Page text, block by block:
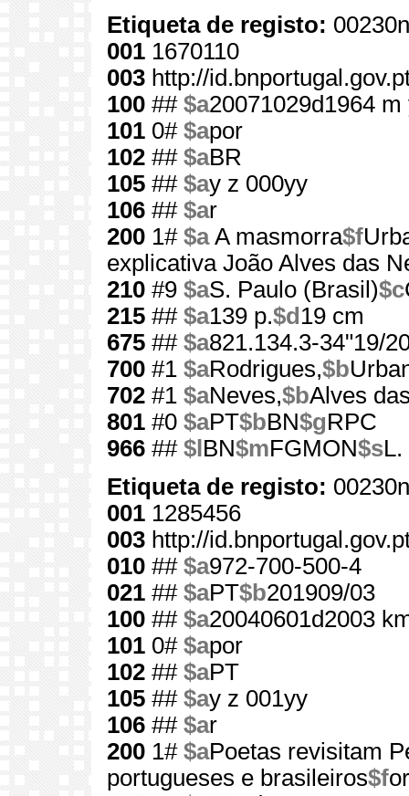
Etiqueta de registo:
001 1670110
003 http://
100 ## $a20071029d1964
101 0# $apor
102 ## $aBR
105 ## $ay z 000yy
106 ## $ar
200 1# $aA masmorra$f
explicativa João Alves das
210 #9 $aS. Paulo (Brasil)$c
215 ## $a139 p.$d 19 cm
675 ## $a821.134.3-34"19/
700 #1 $aRodrigues,$b
702 #1 $aNeves,$bAlves
801 #0 $aPT$bBN$gRPC
966 ## $l BN$mFGMON$sL.
Etiqueta de registo:
001 1285456
003 http://
010 ## $a972-700-500-4
021 ## $aPT$b201909/03
100 ## $a20040601d2003
101 0# $apor
102 ## $aPT
105 ## $ay z 001yy
106 ## $ar
200 1# $aPoetas revisitam
portugueses e brasileiros$f